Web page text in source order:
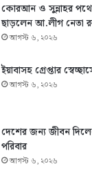
কোরআন ও সুন্নাহর পথে
ছাড়লেন আ.লীগ নেতা
আগস্ট ৬, ২০২৬
ইয়াবাসহ গ্রেপ্তার
আগস্ট ৬, ২০২৬
দেশের জন্য জীবন
পরিবার
আগস্ট ৬, ২০২৬